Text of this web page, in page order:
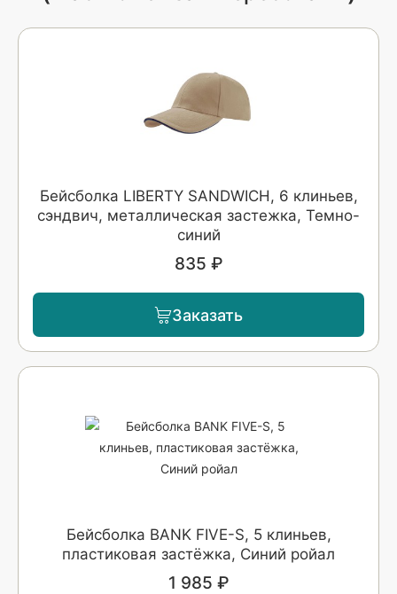
Бейсболка LIBERTY SANDWICH, 6 клиньев,
сэндвич, металлическая застежка, Темно-
синий
835 ₽
Заказать
Бейсболка BANK FIVE-S, 5 клиньев,
пластиковая застёжка, Синий ройал
1 985 ₽